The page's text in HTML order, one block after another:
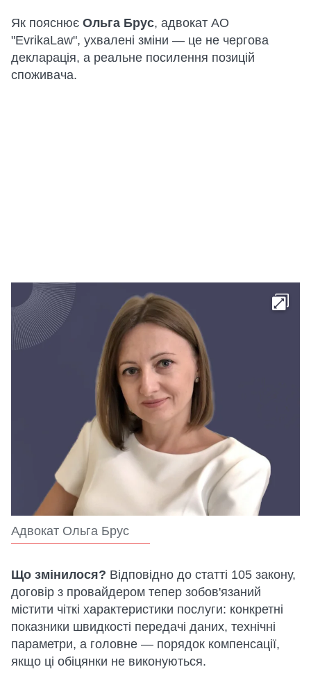
Як пояснює Ольга Брус, адвокат АО
"EvrikaLaw", ухвалені зміни — це не чергова
декларація, а реальне посилення позицій
споживача.
Адвокат Ольга Брус
Що змінилося? Відповідно до статті 105 закону,
договір з провайдером тепер зобов'язаний
містити чіткі характеристики послуги: конкретні
показники швидкості передачі даних, технічні
параметри, а головне — порядок компенсації,
якщо ці обіцянки не виконуються.